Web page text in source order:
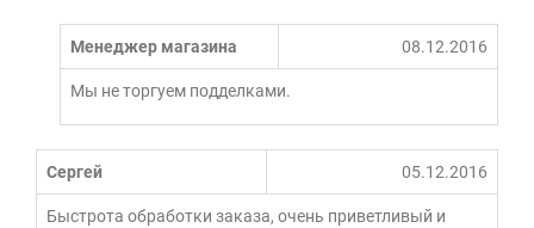
Менеджер магазина 08.12.2016
Мы не торгуем подделками.
Сергей 05.12.2016
Быстрота обработки заказа, очень приветливый и